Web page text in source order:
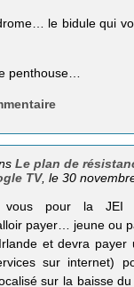
le bidule qui
penthouse…
Le plan de
TV, le 30
vous pour la JEI
payer… jeune ou
et devra payer
sur internet)
sur la baisse